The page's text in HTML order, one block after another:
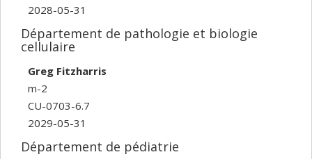
2028-05-31
Département de pathologie et biologie
cellulaire
Greg Fitzharris
m-2
CU-0703-6.7
2029-05-31
Département de pédiatrie